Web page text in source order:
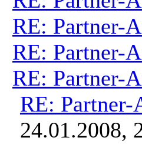
RE: Partner-
RE: Partner-
RE: Partner-
RE: Partner-
24.01.2008,